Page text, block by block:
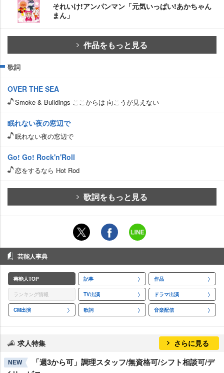
それいけ!アンパンマン「元気いっぱい!あかちゃん
まん」
作品をもっと見る
歌詞
OVER THE SEA
Smoke & Buildings ここからは 向こうが見えない
眠れない夜の窓辺で
眠れない夜の窓辺で
Go! Go! Rock'n'Roll
恋をするなら Hot Rod
歌詞をもっと見る
芸能人事典
芸能人TOP 記事 作品
ランキング情報 TV出演 ドラマ出演
CM出演 歌詞 音楽配信
求人特集 さらに見る
NEW
「週3から可」調理スタッフ/無資格可/シフト相談可/デ